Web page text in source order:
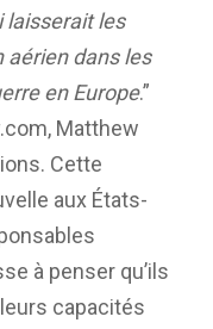
laisserait les
aérien dans les
en Europe.”
Matthew
Cette
aux États-
à penser qu’ils
capacités